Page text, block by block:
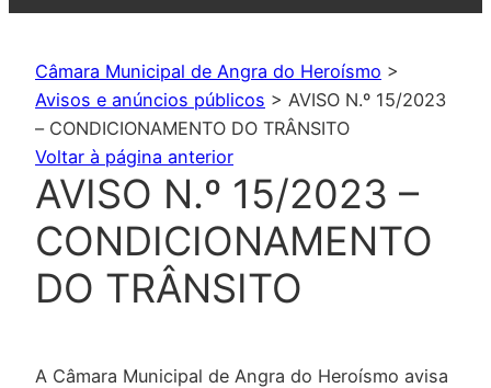
Câmara Municipal de Angra do Heroísmo >
Avisos e anúncios públicos > AVISO N.º 15/2023
– CONDICIONAMENTO DO TRÂNSITO
Voltar à página anterior
AVISO N.º 15/2023 –
CONDICIONAMENTO
DO TRÂNSITO
A Câmara Municipal de Angra do Heroísmo avisa